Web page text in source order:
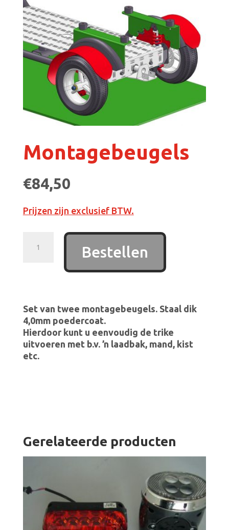
Montagebeugels
€84,50
Prijzen zijn exclusief BTW.
Montagebeugels
aantal
Bestellen
Set van twee montagebeugels. Staal dik
4,0mm poedercoat.
Hierdoor kunt u eenvoudig de trike
uitvoeren met b.v. ’n laadbak, mand, kist
etc.
Gerelateerde producten